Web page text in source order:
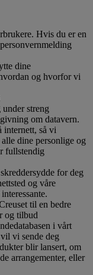
Hvis du er en
dine
og hvorfor vi
streng
om datavern.
så vi
dine personlige og
fullstendig
for deg
og våre
til en bedre
og tilbud
i vårt
vi sende deg
blir lansert, om
arrangementer, eller